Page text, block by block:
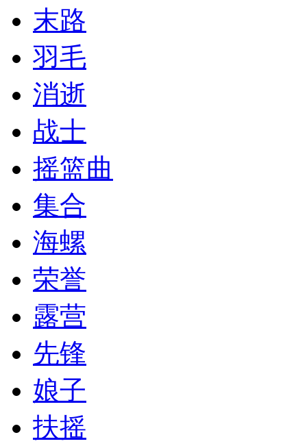
末路
羽毛
消逝
战士
摇篮曲
集合
海螺
荣誉
露营
先锋
娘子
扶摇